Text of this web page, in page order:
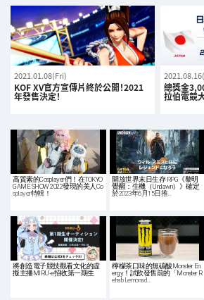
2021.01.08(Fri)
KOF XV官方宣傳片終於公開！2021
年發售決定！
總獎金
拉伯電競
高質素的Cosplayer們！在TOKYO
GAME SHOW 2022發現的美人Co
splayer特輯！
開放世界末日生存 RPG《黎明
覺醒：生機（Undawn）》確定
於2023年6月15日推…
將創造電子競技觀看文化的虛
擬主播MIRU-e招收第一期生
檸檬茶口味的無碳酸Monster En
ergy！試飲發售前的「Monster R
ehab Lemonad…